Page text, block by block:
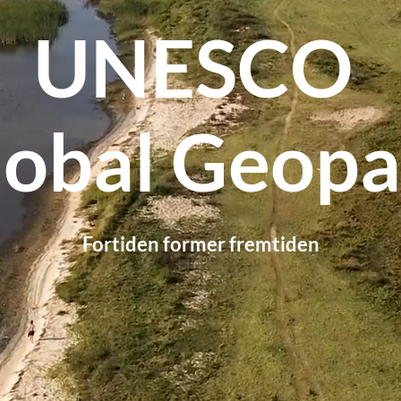
UNESCO
Fortiden former fremtiden